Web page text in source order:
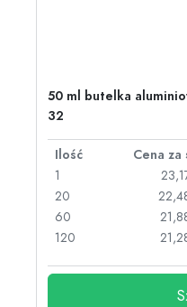
50 ml butelka
32
Ilość
1
20
60
120